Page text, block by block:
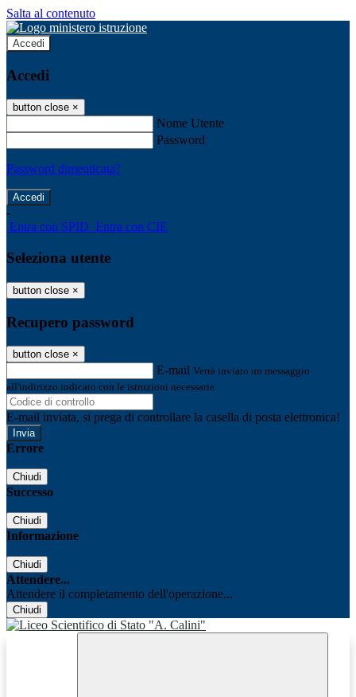
Salta al contenuto
Accedi
Accedi
button close ×
Nome Utente
Password
Password dimenticata?
-
Entra con SPID Entra con CIE
Seleziona utente
button close ×
Recupero password
button close ×
E-mail Verrà inviato un messaggio
all'indirizzo indicato con le istruzioni necessarie.
E-mail inviata, si prega di controllare la casella di posta elettronica!
Errore
Chiudi
Successo
Chiudi
Informazione
Chiudi
Attendere...
Attendere il completamento dell'operazione...
Chiudi